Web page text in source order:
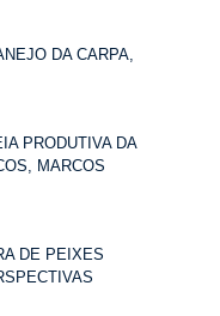
DA CARPA,
PRODUTIVA DA
MARCOS
DE PEIXES